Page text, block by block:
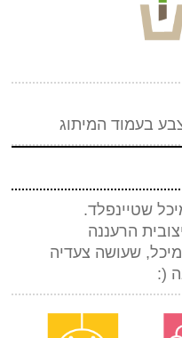
בעמוד המיתוג
שטיינפלד.
הרעננה
שעושה צעדיה
(: